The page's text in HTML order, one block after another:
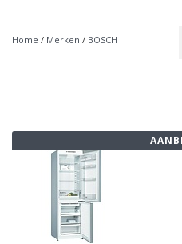
Home / Merken / BOSCH